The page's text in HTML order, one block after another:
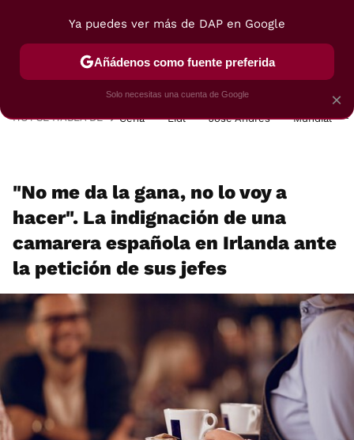
POSTRES VIAJES SELECCIÓN VEGUI
HOY SE HABLA DE Cena Lidl José Andrés Mundial
"No me da la gana, no lo voy a
hacer". La indignación de una
camarera española en Irlanda ante
la petición de sus jefes
×
Ya puedes ver más de DAP en Google
Añádenos como fuente preferida
Solo necesitas una cuenta de Google